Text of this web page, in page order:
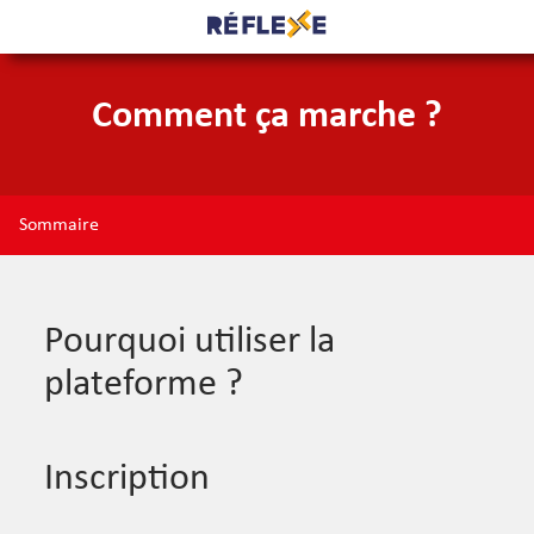
Comment ça marche ?
Sommaire
Pourquoi utiliser la
plateforme ?
Inscription